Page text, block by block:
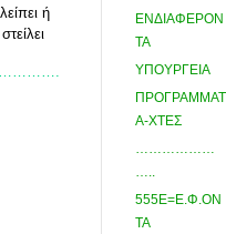
ή
ΕΝΔΙΑΦΕΡΟΝ
ΤΑ
ΥΠΟΥΡΓΕΙΑ
ΠΡΟΓΡΑΜΜΑΤ
Α-ΧΤΕΣ
………………
…..
555Ε=Ε.Φ.ΟΝ
ΤΑ